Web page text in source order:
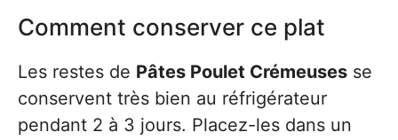
Comment conserver ce plat
Les restes de Pâtes Poulet Crémeuses se
conservent très bien au réfrigérateur
pendant 2 à 3 jours. Placez-les dans un